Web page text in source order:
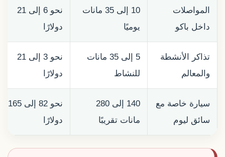
المواصلات
داخل باكو
10 إلى 35 مانات
يوميًا
نحو 6 إلى 21
دولارًا
تذاكر الأنشطة
والمعالم
5 إلى 35 مانات
للنشاط
نحو 3 إلى 21
دولارًا
سيارة خاصة مع
سائق ليوم
140 إلى 280
مانات تقريبًا
نحو 82 إلى 165
دولارًا